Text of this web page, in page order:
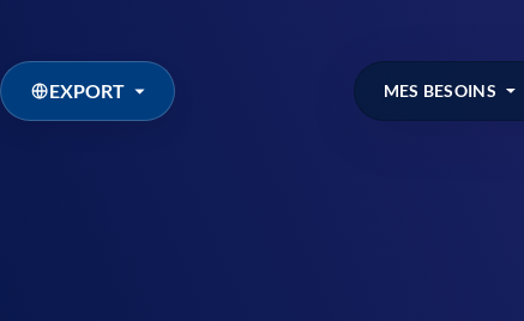
EXPORT MES BESOINS